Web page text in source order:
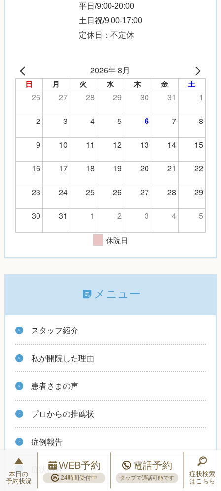
平日/9:00-20:00
土日祝/9:00-17:00
定休日：不定休
2026年 8月
日 月 火 水 木 金 土
26 27 28 29 30 31
1
2
3 4 5 6 7
8
9
10 11 12 13 14
15
16
17 18 19 20 21
22
23
24 25 26 27 28
29
30
31 1 2 3 4 5
休院日
メニュー
スタッフ紹介
私が開院した理由
患者さまの声
プロからの推薦状
症例報告
症状検索
本日の
予約状況
WEB予約
24時間受付中
電話予約
タップで通話可能です
症状検索
はこちら